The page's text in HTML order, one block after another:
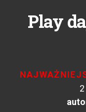
Play